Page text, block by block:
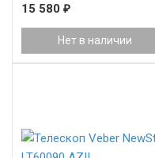
15 580 ₽
Нет в наличии